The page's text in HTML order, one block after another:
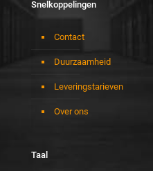
Snelkoppelingen
Contact
Duurzaamheid
Leveringstarieven
Over ons
Taal